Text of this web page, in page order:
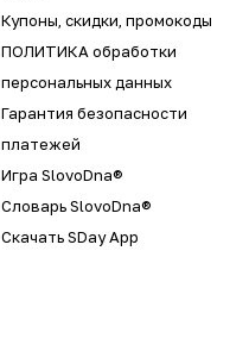
Купоны, скидки, промокоды
ПОЛИТИКА обработки
персональных данных
Гарантия безопасности
платежей
Игра SlovoDna®
Словарь SlovoDna®
Скачать SDay App